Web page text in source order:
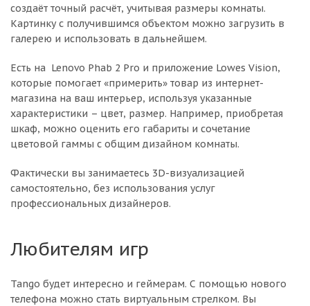
создаёт точный расчёт, учитывая размеры комнаты.
Картинку с получившимся объектом можно загрузить в
галерею и использовать в дальнейшем.
Есть на Lenovo Phab 2 Pro и приложение Lowes Vision,
которые помогает «примерить» товар из интернет-
магазина на ваш интерьер, используя указанные
характеристики – цвет, размер. Например, приобретая
шкаф, можно оценить его габариты и сочетание
цветовой гаммы с общим дизайном комнаты.
Фактически вы занимаетесь 3D-визуализацией
самостоятельно, без использования услуг
профессиональных дизайнеров.
Любителям игр
Tango будет интересно и геймерам. С помощью нового
телефона можно стать виртуальным стрелком. Вы